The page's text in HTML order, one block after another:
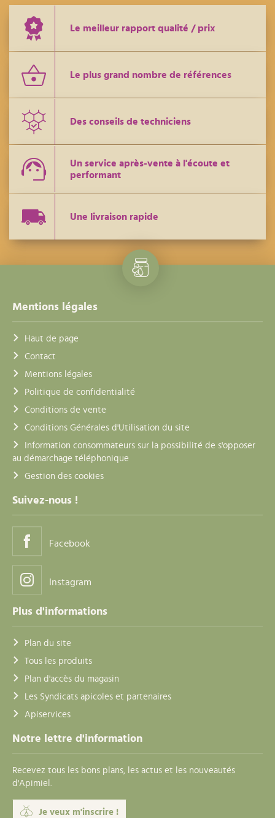
Le meilleur rapport qualité / prix
Le plus grand nombre de références
Des conseils de techniciens
Un service après-vente à l'écoute et
performant
Une livraison rapide
Mentions légales
Haut de page
Contact
Mentions légales
Politique de confidentialité
Conditions de vente
Conditions Générales d'Utilisation du site
Information consommateurs sur la possibilité de s'opposer
au démarchage téléphonique
Gestion des cookies
Suivez-nous !
Facebook
Instagram
Plus d'informations
Plan du site
Tous les produits
Plan d'accès du magasin
Les Syndicats apicoles et partenaires
Apiservices
Notre lettre d'information
Recevez tous les bons plans, les actus et les nouveautés
d'Apimiel.
Je veux m'inscrire !